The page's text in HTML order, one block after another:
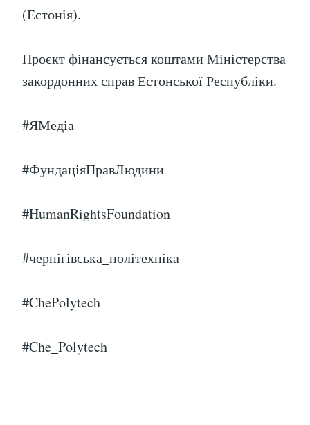
(Естонія).
Проєкт фінансується коштами Міністерства
закордонних справ Естонської Республіки.
#ЯМедіа
#ФундаціяПравЛюдини
#HumanRightsFoundation
#чернігівська_політехніка
#ChePolytech
#Che_Polytech